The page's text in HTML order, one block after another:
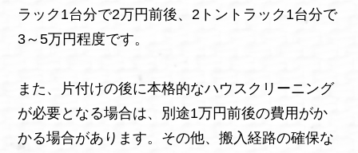
ラック1台分で2万円前後、2トントラック1台分で
3～5万円程度です。
また、片付けの後に本格的なハウスクリーニング
が必要となる場合は、別途1万円前後の費用がか
かる場合があります。その他、搬入経路の確保な